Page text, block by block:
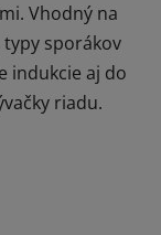
Vhodný na
typy sporákov
indukcie aj do
riadu.